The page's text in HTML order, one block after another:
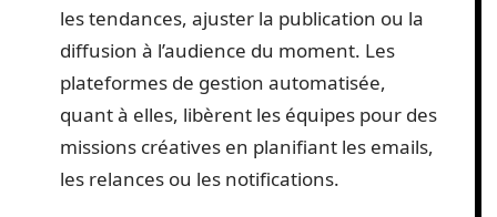
les tendances, ajuster la publication ou la
diffusion à l’audience du moment. Les
plateformes de gestion automatisée,
quant à elles, libèrent les équipes pour des
missions créatives en planifiant les emails,
les relances ou les notifications.